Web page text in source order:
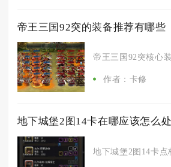
帝王三国92突的装备推荐有哪些
帝王三国92突核心
作者：卡修
地下城堡2图14卡在哪应该怎么
地下城堡2图14卡